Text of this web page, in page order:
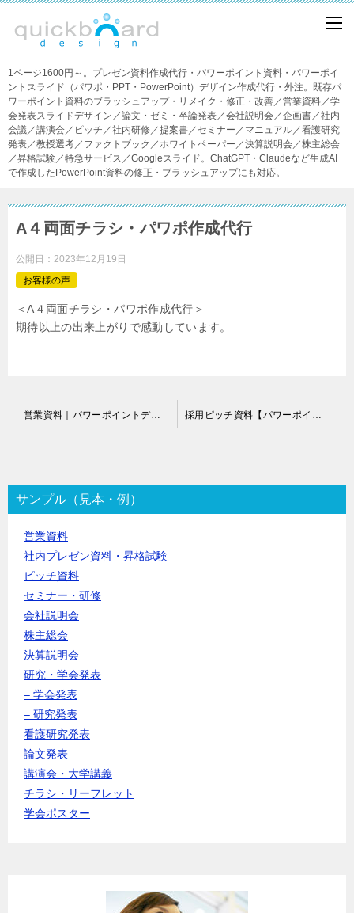
1ページ1600円～。プレゼン資料作成代行・パワーポイント資料・パワーポイ
ントスライド（パワポ・PPT・PowerPoint）デザイン作成代行・外注。既存パ
ワーポイント資料のブラッシュアップ・リメイク・修正・改善／営業資料／学
会発表スライドデザイン／論文・ゼミ・卒論発表／会社説明会／企画書／社内
会議／講演会／ピッチ／社内研修／提案書／セミナー／マニュアル／看護研究
発表／教授選考／ファクトブック／ホワイトペーパー／決算説明会／株主総会
／昇格試験／特急サービス／Googleスライド。ChatGPT・Claudeなど生成AI
で作成したPowerPoint資料の修正・ブラッシュアップにも対応。
A４両面チラシ・パワポ作成代行
公開日： 2023年12月19日
お客様の声
＜A４両面チラシ・パワポ作成代行＞
期待以上の出来上がりで感動しています。
ゲ
ー
シ
営業資料｜パワーポイントデザイン依頼
サンプル（見本・例）
営業資料
社内プレゼン資料・昇格試験
ピッチ資料
セミナー・研修
会社説明会
株主総会
決算説明会
研究・学会発表
– 学会発表
– 研究発表
看護研究発表
論文発表
講演会・大学講義
チラシ・リーフレット
学会ポスター